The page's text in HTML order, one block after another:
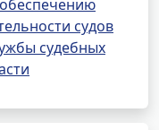
судов
судебных